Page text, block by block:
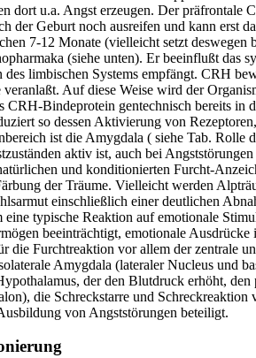
dort u.a. Angst erzeugen. Der
Geburt noch ausreifen und kann erst
7-12 Monate (vielleicht setzt
(siehe unten). Er beeinflußt das
limbischen Systems empfängt. CRH
Auf diese Weise wird der
Bindeprotein gentechnisch bereits
so dessen Aktivierung von
ist die Amygdala ( siehe Tab.
aktiv ist, auch bei
und konditionierten Furcht-
der Träume. Vielleicht werden
einschließlich einer deutlichen
typische Reaktion auf emotionale
beeinträchtigt, emotionale
die Furchtreaktion vor allem der zentrale
Amygdala (lateraler Nucleus und
der den Blutdruck erhöht,
die Schreckstarre und
von Angststörungen beteiligt.